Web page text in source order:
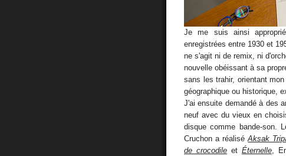
Je me suis ainsi
enregistrées entre 1930 et
ne s'agit ni de remix, ni
nouvelle obéissant à sa
sans les trahir, orientant
géographique ou historique,
J'ai ensuite demandé à des
neuf avec du vieux en
disque comme bande-son.
Cruchon a réaliséAksak
de crocodileet Éternelle,